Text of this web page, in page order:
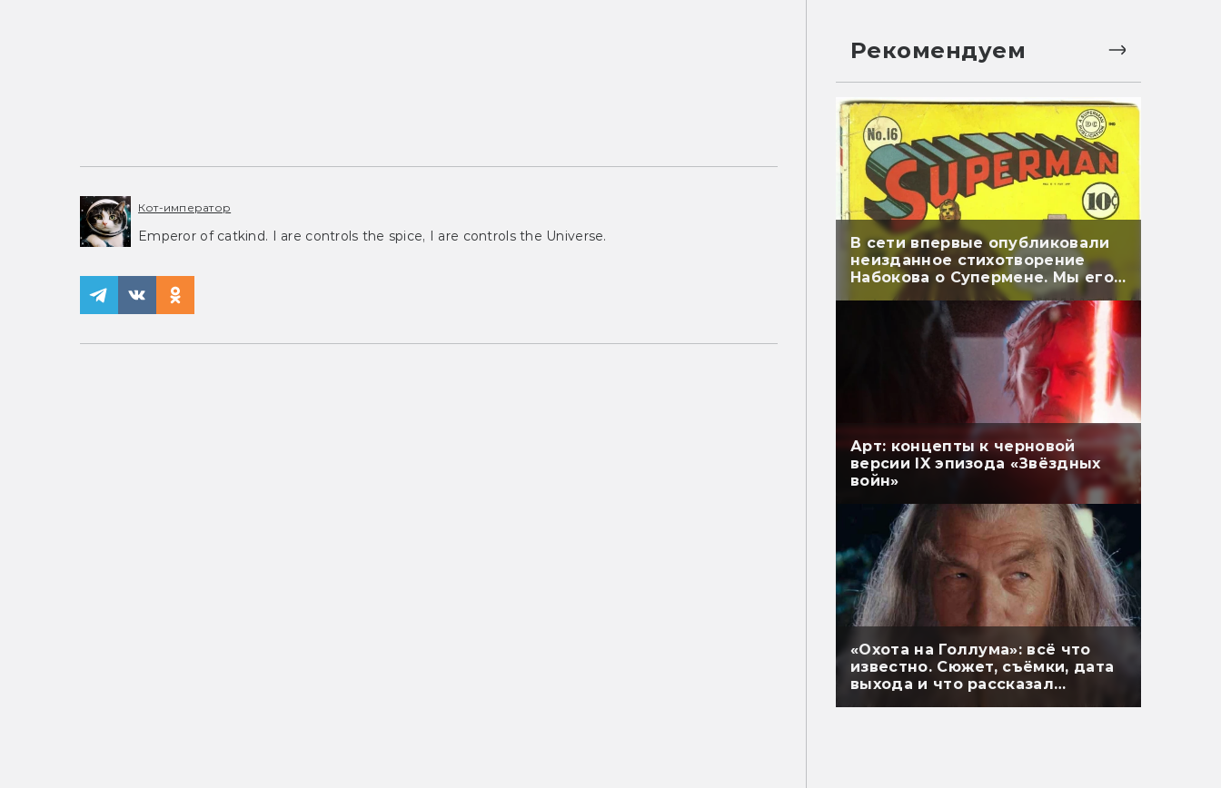
Кот-император
Emperor of catkind. I are controls the spice, I are controls the Universe.
Рекомендуем
В сети впервые опубликовали
неизданное стихотворение
Набокова о Супермене. Мы его
перевели
Арт: концепты к черновой
версии IX эпизода «Звёздных
войн»
«Охота на Голлума»: всё что
известно. Сюжет, съёмки, дата
выхода и что рассказал